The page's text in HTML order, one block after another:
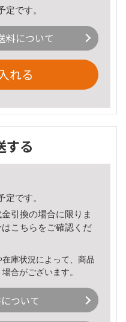
定です。
料について
れる
する
定です。
引換の場合に限りま
こちら をご確認くだ
庫状況によって、商品
合がございます。
ついて